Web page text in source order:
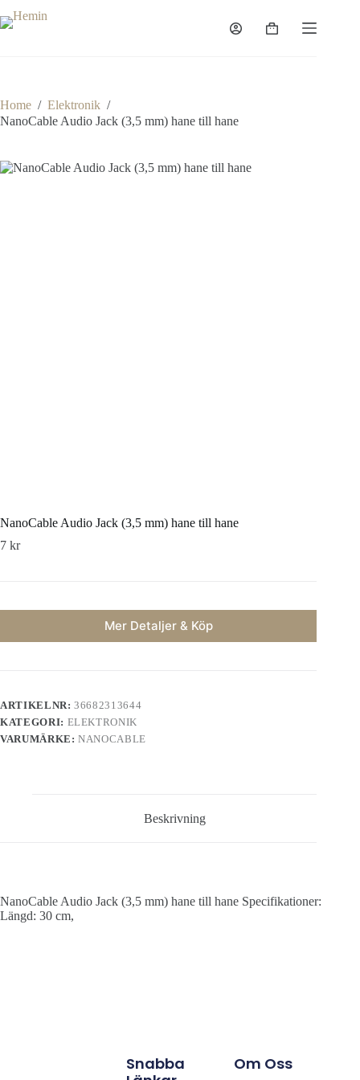
Home / Elektronik /
NanoCable Audio Jack (3,5 mm) hane till hane
NanoCable Audio Jack (3,5 mm) hane till hane
7 kr
Mer Detaljer & Köp
ARTIKELNR:36682313644
KATEGORI: ELEKTRONIK
VARUMÄRKE:NANOCABLE
Beskrivning
NanoCable Audio Jack (3,5 mm) hane till hane Specifikationer:
Längd: 30 cm,
Om Oss
Snabba